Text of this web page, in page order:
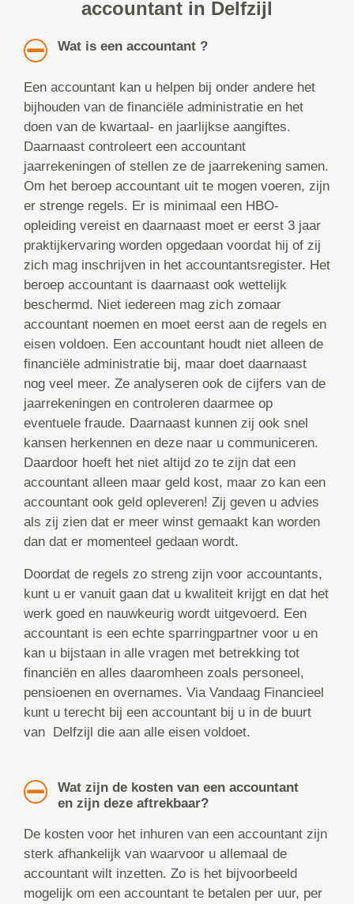
accountant in Delfzijl
Wat is een accountant ?
Een accountant kan u helpen bij onder andere het
bijhouden van de financiële administratie en het
doen van de kwartaal- en jaarlijkse aangiftes.
Daarnaast controleert een accountant
jaarrekeningen of stellen ze de jaarrekening samen.
Om het beroep accountant uit te mogen voeren, zijn
er strenge regels. Er is minimaal een HBO-
opleiding vereist en daarnaast moet er eerst 3 jaar
praktijkervaring worden opgedaan voordat hij of zij
zich mag inschrijven in het accountantsregister. Het
beroep accountant is daarnaast ook wettelijk
beschermd. Niet iedereen mag zich zomaar
accountant noemen en moet eerst aan de regels en
eisen voldoen. Een accountant houdt niet alleen de
financiële administratie bij, maar doet daarnaast
nog veel meer. Ze analyseren ook de cijfers van de
jaarrekeningen en controleren daarmee op
eventuele fraude. Daarnaast kunnen zij ook snel
kansen herkennen en deze naar u communiceren.
Daardoor hoeft het niet altijd zo te zijn dat een
accountant alleen maar geld kost, maar zo kan een
accountant ook geld opleveren! Zij geven u advies
als zij zien dat er meer winst gemaakt kan worden
dan dat er momenteel gedaan wordt.
Doordat de regels zo streng zijn voor accountants,
kunt u er vanuit gaan dat u kwaliteit krijgt en dat het
werk goed en nauwkeurig wordt uitgevoerd. Een
accountant is een echte sparringpartner voor u en
kan u bijstaan in alle vragen met betrekking tot
financiën en alles daaromheen zoals personeel,
pensioenen en overnames. Via Vandaag Financieel
kunt u terecht bij een accountant bij u in de buurt
van Delfzijl die aan alle eisen voldoet.
Wat zijn de kosten van een accountant
en zijn deze aftrekbaar?
De kosten voor het inhuren van een accountant zijn
sterk afhankelijk van waarvoor u allemaal de
accountant wilt inzetten. Zo is het bijvoorbeeld
mogelijk om een accountant te betalen per uur, per